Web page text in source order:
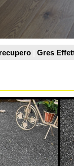
Valex Parquet
Resina drenante per